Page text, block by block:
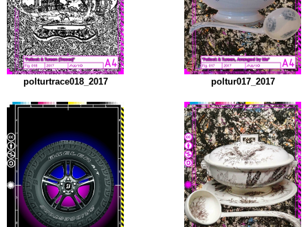
polturtrace018_2017 poltur017_2017